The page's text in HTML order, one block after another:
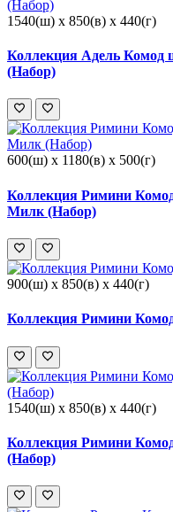
1540(ш) x 850(в) x 440(г)
Коллекция Адель
(Набор)
600(ш) x 1180(в) x 500(г)
Коллекция Римини
Милк (Набор)
900(ш) x 850(в) x 440(г)
Коллекция Римини
1540(ш) x 850(в) x 440(г)
Коллекция Римини
(Набор)